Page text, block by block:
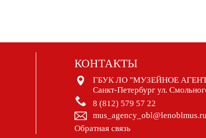
КОНТАКТЫ
ГБУК ЛО "МУЗЕЙНОЕ
Санкт-Петербург ул.
8 (812) 579 57 22
mus_agency_obl@lenoblmus.ru
Обратная связь